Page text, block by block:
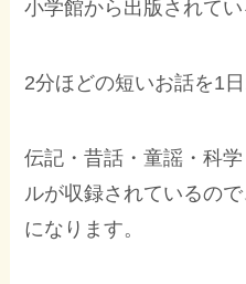
小学館から出版されてい
2分ほどの短いお話を1
伝記・昔話・童謡・科
ルが収録されているの
になります。